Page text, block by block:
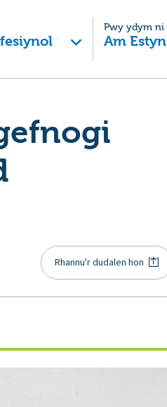
Pwy ydym ni
Am Estyn
Rhannu'r dudalen hon